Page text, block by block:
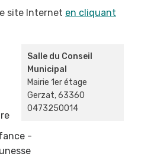
site Internet en cliquant
Salle du Conseil
Municipal
Mairie 1er étage
Gerzat,63360
0473250014
-